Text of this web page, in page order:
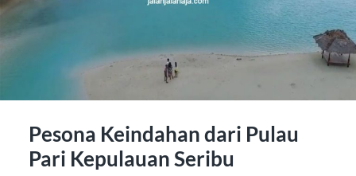
Pesona Keindahan dari Pulau
Pari Kepulauan Seribu